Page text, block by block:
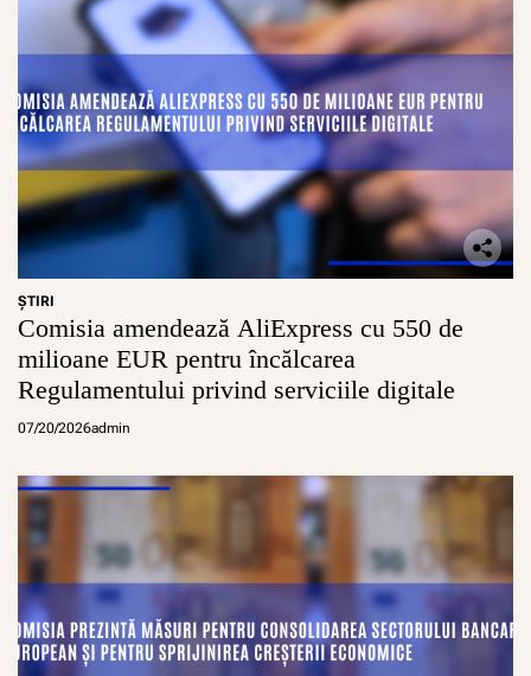
ŞTIRI
Comisia amendează AliExpress cu 550 de
milioane EUR pentru încălcarea
Regulamentului privind serviciile digitale
07/20/2026admin